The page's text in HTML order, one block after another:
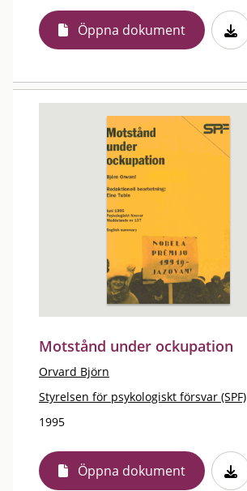
Öppna dokument
Motstånd under ockupation
Orvard Björn
Styrelsen för psykologiskt försvar (SPF)
1995
Öppna dokument